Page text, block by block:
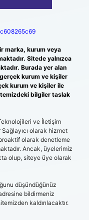
marka, kurum veya
Sitede yalnızca
Burada yer alan
kurum ve kişiler
kurum ve kişiler ile
bilgiler taslak
ve İletişim
olarak hizmet
olarak denetleme
Ancak, üyelerimiz
olup, siteye üye olarak
düşündüğünüz
bildirmeniz
kaldırılacaktır.